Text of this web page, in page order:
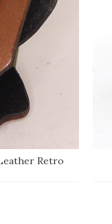
Retro